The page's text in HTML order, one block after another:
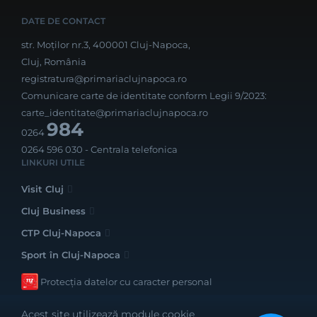
DATE DE CONTACT
str. Moților nr.3, 400001 Cluj-Napoca,
Cluj, România
registratura@primariaclujnapoca.ro
Comunicare carte de identitate conform Legii 9/2023:
carte_identitate@primariaclujnapoca.ro
0264984
0264 596 030 - Centrala telefonica
LINKURI UTILE
Visit Cluj
Cluj Business
CTP Cluj-Napoca
Sport în Cluj-Napoca
Protecția datelor cu caracter personal
Acest site utilizează module cookie